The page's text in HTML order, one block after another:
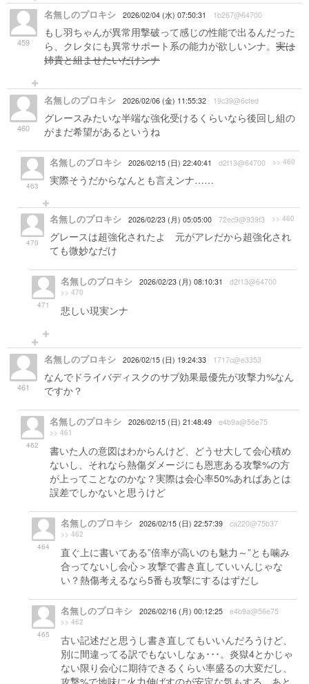
459
名無しのプロキシ 2026/02/04 (水) 07:50:31 1b267@64700
もし羽ちゃんが異常用撃破って感じの性能で出るんだった
ら、クレタにも異常サポート系の能力が欲しいンナ。 実は
姉貴と組ませたいだけンナ
460
名無しのプロキシ 2026/02/06 (金) 11:55:32 19c39@6cfed
グレースみたいな半端な強化受けるくらいなら後回し組の
がまだ希望があるというね
463
名無しのプロキシ 2026/02/15 (日) 22:40:41 d2f13@64700 >> 460
実際そうだからなんとも言えンナ……
470
名無しのプロキシ 2026/02/23 (月) 05:05:00 72ec9@939f3 >> 460
グレースは超強化されたよ 元がアレだから超強化され
ても微妙なだけ
471
名無しのプロキシ 2026/02/23 (月) 08:10:31 d2f13@64700
>> 470
悲しい現実ンナ
461
名無しのプロキシ 2026/02/15 (日) 19:24:33 1717c@e3353
なんでドライバディスクのサブ効果最優先が攻撃力%なん
ですか？
462
名無しのプロキシ 2026/02/15 (日) 21:48:49 e4b9a@56e75
>> 461
書いた人の意図はわからんけど、どうせ大して会心積め
ないし、それなら熱傷ダメージにも恩恵ある攻撃%の方
が上ってことなのかな？実際は会心率50%あればあとは
誤差でしかないと思うけど
464
名無しのプロキシ 2026/02/15 (日) 22:57:39 ca220@75b37
>> 462
直ぐ上に書いてある”倍率が高いのも魅力～”とも噛み
合ってないし会心＞攻撃で書き直していいんじゃな
い？熱傷考えるなら5番も攻撃にするはずだし
465
名無しのプロキシ 2026/02/16 (月) 00:12:25 e4b9a@56e75
>> 462
古い記述だと思うし書き直してもいいんだろうけど、
別に間違ってる訳でもないしなぁ･･･。炎獄4とかじゃ
ない限り会心に期待できるくらい率盛るの大変だし、
攻撃%で地味に火力伸ばすのが安定な気もする。あと